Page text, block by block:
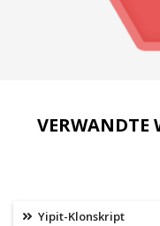
VERWANDTE
Yipit-Klonskript